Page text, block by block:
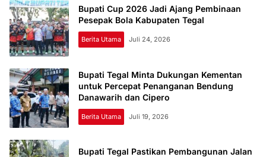
Bupati Cup 2026 Jadi Ajang Pembinaan
Pesepak Bola Kabupaten Tegal
Berita Utama Juli 24, 2026
Bupati Tegal Minta Dukungan Kementan
untuk Percepat Penanganan Bendung
Danawarih dan Cipero
Berita Utama Juli 19, 2026
Bupati Tegal Pastikan Pembangunan Jalan